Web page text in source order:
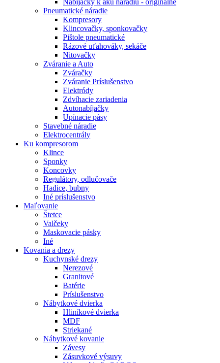
Nabíjačky k aku náradiu - originálne
Pneumatické náradie
Kompresory
Klincovačky, sponkovačky
Pištole pneumatické
Rázové uťahováky, sekáče
Nitovačky
Zváranie a Auto
Zváračky
Zváranie Príslušenstvo
Elektródy
Zdvíhacie zariadenia
Autonabíjačky
Upínacie pásy
Stavebné náradie
Elektrocentrály
Ku kompresorom
Klince
Sponky
Koncovky
Regulátory, odlučovače
Hadice, bubny
Iné príslušenstvo
Maľovanie
Štetce
Valčeky
Maskovacie pásky
Iné
Kovania a drezy
Kuchynské drezy
Nerezové
Granitové
Batérie
Príslušenstvo
Nábytkové dvierka
Hliníkové dvierka
MDF
Striekané
Nábytkové kovanie
Závesy
Zásuvkové výsuvy